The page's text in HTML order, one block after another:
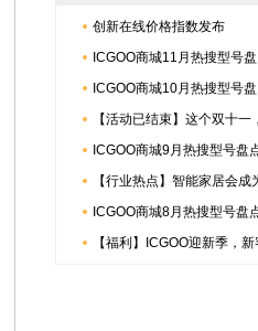
创新在线价格指数发布
ICGOO商城11月热搜型号
ICGOO商城10月热搜型号
【活动已结束】这个双十一
ICGOO商城9月热搜型号盘
【行业热点】智能家居会成
ICGOO商城8月热搜型号盘
【福利】ICGOO迎新季，新客注册下单享好